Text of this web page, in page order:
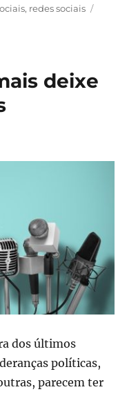
, redes sociais
deixe
dos últimos
políticas,
parecem ter